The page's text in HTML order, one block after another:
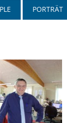
PORTRÄT